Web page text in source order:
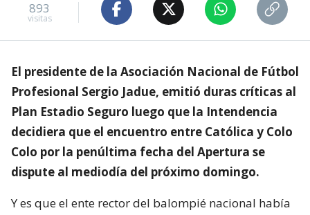
893
visitas
El presidente de la Asociación Nacional de Fútbol
Profesional Sergio Jadue, emitió duras críticas al
Plan Estadio Seguro luego que la Intendencia
decidiera que el encuentro entre Católica y Colo
Colo por la penúltima fecha del Apertura se
dispute al mediodía del próximo domingo.
Y es que el ente rector del balompié nacional había